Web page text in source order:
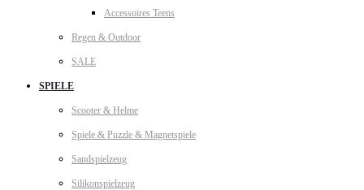
Accessoires Teens
Regen & Outdoor
SALE
SPIELE
Scooter & Helme
Spiele & Puzzle & Magnetspiele
Sandspielzeug
Silikonspielzeug